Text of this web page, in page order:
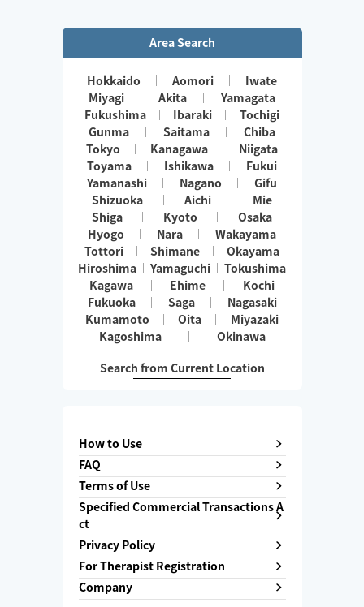
Area Search
Hokkaido Aomori
Iwate
Miyagi
Akita
Yamagata
Fukushima
Ibaraki
Tochigi
Gunma
Saitama
Chiba
Tokyo
Kanagawa
Niigata
Toyama
Ishikawa
Fukui
Yamanashi
Nagano
Gifu
Shizuoka
Aichi
Mie
Shiga
Kyoto
Osaka
Hyogo
Nara
Wakayama
Tottori
Shimane
Okayama
Hiroshima
Yamaguchi
Tokushima
Kagawa
Ehime
Kochi
Fukuoka
Saga
Nagasaki
Kumamoto
Oita
Miyazaki
Kagoshima
Okinawa
Search from Current Location
How to Use
FAQ
Terms of Use
Specified Commercial Transactions A
ct
Privacy Policy
For Therapist Registration
Company